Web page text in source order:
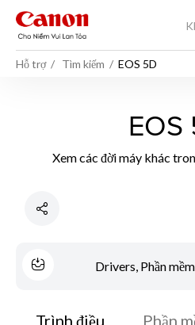
Hỗ trợ Tìm kiếm EOS 5D
EOS
Xem các đời máy khác
Drivers, Phần
Trình điều
Phần